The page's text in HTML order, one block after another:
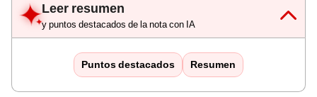
Leer resumen
y puntos destacados de la nota con IA
Puntos destacados Resumen